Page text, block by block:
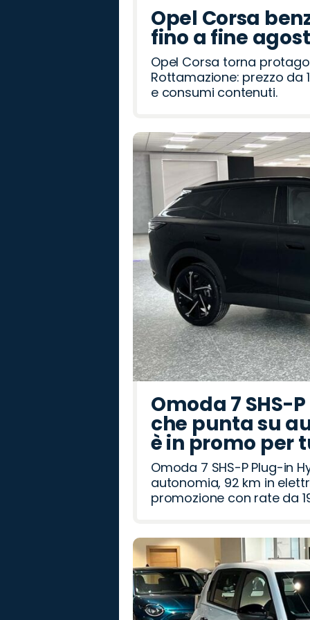
Opel Corsa
fino a fine
Opel Corsa torna
Rottamazione: prezzo da
e consumi contenuti.
Omoda 7 SHS-
che punta su
è in promo per
Omoda 7 SHS-P Plug-in
autonomia, 92 km in
promozione con rate da